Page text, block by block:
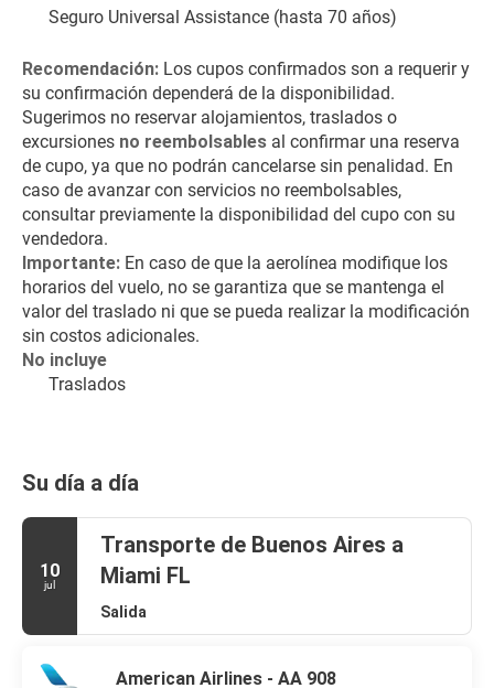
Seguro Universal Assistance (hasta 70 años)
Recomendación: Los cupos confirmados son a requerir y
su confirmación dependerá de la disponibilidad.
Sugerimos no reservar alojamientos, traslados o
excursiones no reembolsables al confirmar una reserva
de cupo, ya que no podrán cancelarse sin penalidad. En
caso de avanzar con servicios no reembolsables,
consultar previamente la disponibilidad del cupo con su
vendedora.
Importante: En caso de que la aerolínea modifique los
horarios del vuelo, no se garantiza que se mantenga el
valor del traslado ni que se pueda realizar la modificación
sin costos adicionales.
No incluye
Traslados
Su día a día
10
jul
Transporte de Buenos Aires a
Miami FL
Salida
American Airlines - AA 908